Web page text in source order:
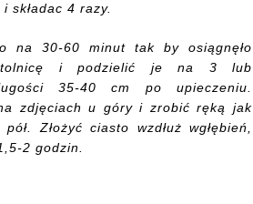
i składac 4 razy.
na30-60 minut tak by osiągnęło
i podzielić jena
3 lub
35-40 cm po upieczeniu.
zdjęciach u góryi zrobić ręką jak
pół.Złożyć ciasto wzdłużwgłębień,
2 godzin.